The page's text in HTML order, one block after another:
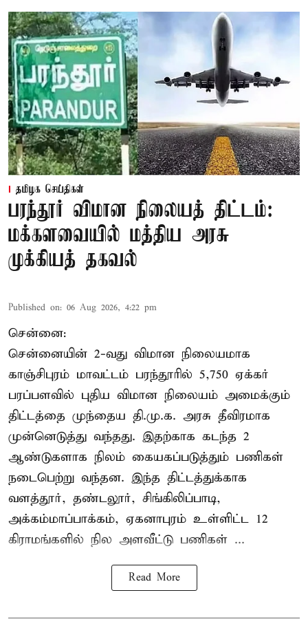
தமிழக செய்திகள்
பரந்தூர் விமான நிலையத் திட்டம்:
மக்களவையில் மத்திய அரசு
முக்கியத் தகவல்
Published on: 06 Aug 2026, 4:22 pm
சென்னை:
சென்னையின் 2-வது விமான நிலையமாக
காஞ்சிபுரம் மாவட்டம் பரந்தூரில் 5,750 ஏக்கர்
பரப்பளவில் புதிய விமான நிலையம் அமைக்கும்
திட்டத்தை முந்தைய தி.மு.க. அரசு தீவிரமாக
முன்னெடுத்து வந்தது. இதற்காக கடந்த 2
ஆண்டுகளாக நிலம் கையகப்படுத்தும் பணிகள்
நடைபெற்று வந்தன. இந்த திட்டத்துக்காக
வளத்தூர், தண்டலூர், சிங்கிலிப்பாடி,
அக்கம்மாப்பாக்கம், ஏகனாபுரம் உள்ளிட்ட 12
கிராமங்களில் நில அளவீட்டு பணிகள் ...
Read More